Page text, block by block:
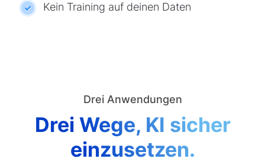
Kein Training auf deinen Daten
Drei Anwendungen
Drei Wege, KI sicher
einzusetzen.